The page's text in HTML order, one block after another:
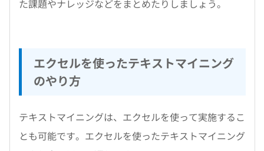
た課題やナレッジなどをまとめたりしましょう。
エクセルを使ったテキストマイニング
のやり方
テキストマイニングは、エクセルを使って実施するこ
とも可能です。エクセルを使ったテキストマイニング